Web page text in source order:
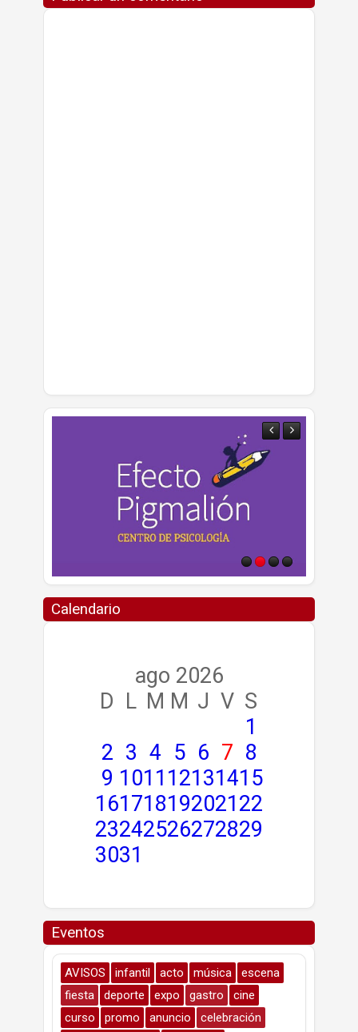
Calendario
ago 2026
D L M M J V S
1
2 3 4 5 6 7 8
9 1011 12131415
16171819202122
23242526272829
3031
Eventos
AVISOS infantil acto música
escena
fiesta
deporte expo gastro
cine
curso
promo anuncio
celebración